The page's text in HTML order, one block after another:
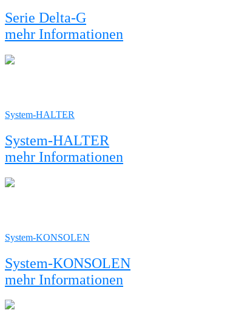
Serie Delta-G
mehr Informationen
System-HALTER
System-HALTER
mehr Informationen
System-KONSOLEN
System-KONSOLEN
mehr Informationen